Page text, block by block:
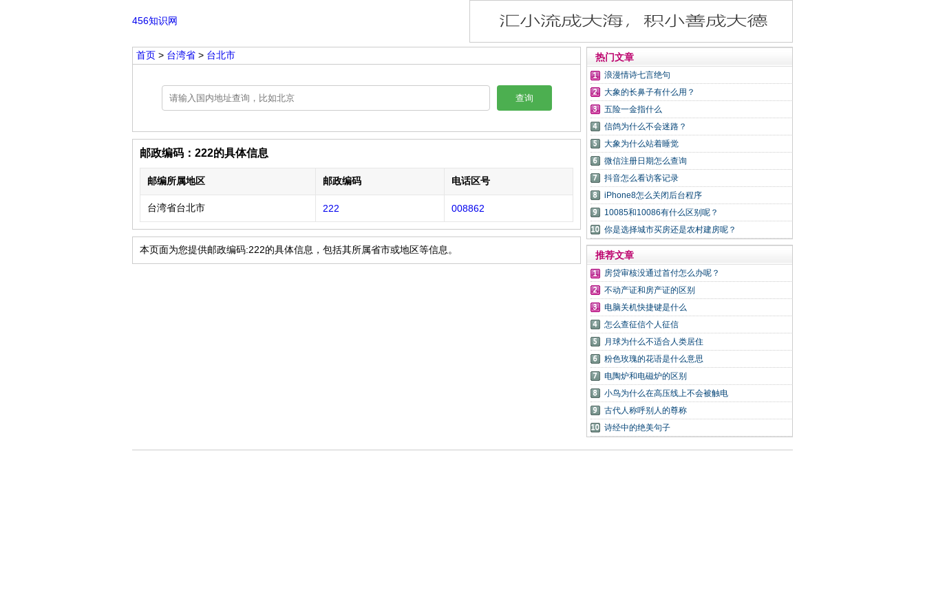
456知识网
首页 > 台湾省 > 台北市
查询
邮政编码：222的具体信息
邮编所属地区 邮政编码 电话区号
台湾省台北市 222 008862
本页面为您提供邮政编码:222的具体信息，包括其所属省市或地区等信息。
热门文章
浪漫情诗七言绝句
大象的长鼻子有什么用？
五险一金指什么
信鸽为什么不会迷路？
大象为什么站着睡觉
微信注册日期怎么查询
抖音怎么看访客记录
iPhone8怎么关闭后台程序
10085和10086有什么区别呢？
你是选择城市买房还是农村建房呢？
推荐文章
房贷审核没通过首付怎么办呢？
不动产证和房产证的区别
电脑关机快捷键是什么
怎么查征信个人征信
月球为什么不适合人类居住
粉色玫瑰的花语是什么意思
电陶炉和电磁炉的区别
小鸟为什么在高压线上不会被触电
古代人称呼别人的尊称
诗经中的绝美句子